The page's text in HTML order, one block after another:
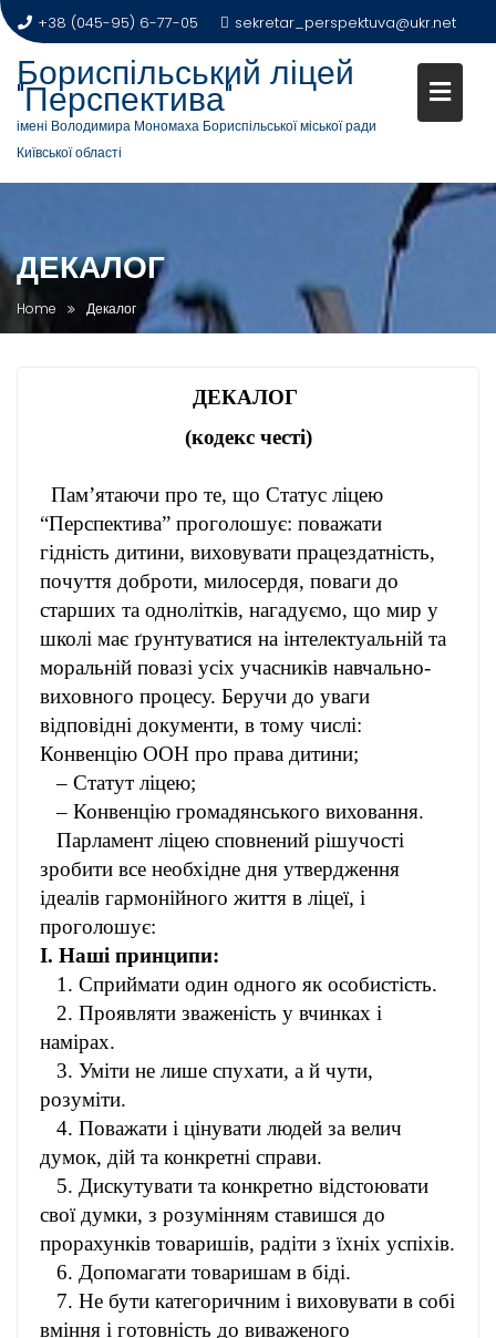
+38 (045-95) 6-77-05 sekretar_perspektuva@ukr.net
Бориспільський ліцей
"Перспектива"
імені Володимира Мономаха Бориспільської міської ради
Київської області
ДЕКАЛОГ
Home Декалог
ДЕКАЛОГ
(кодекс честі)
Пам’ятаючи про те, що Статус ліцею
“Перспектива” проголошує: поважати
гідність дитини, виховувати працездатність,
почуття доброти, милосердя, поваги до
старших та однолітків, нагадуємо, що мир у
школі має ґрунтуватися на інтелектуальній та
моральній повазі усіх учасників навчально-
виховного процесу. Беручи до уваги
відповідні документи, в тому числі:
Конвенцію ООН про права дитини;
– Статут ліцею;
– Конвенцію громадянського виховання.
Парламент ліцею сповнений рішучості
зробити все необхідне дня утвердження
ідеалів гармонійного життя в ліцеї, і
проголошує:
І. Наші принципи:
1. Сприймати один одного як особистість.
2. Проявляти зваженість у вчинках і
намірах.
3. Уміти не лише спухати, а й чути,
розуміти.
4. Поважати і цінувати людей за велич
думок, дій та конкретні справи.
5. Дискутувати та конкретно відстоювати
свої думки, з розумінням ставишся до
прорахунків товаришів, радіти з їхніх успіхів.
6. Допомагати товаришам в біді.
7. Не бути категоричним і виховувати в собі
вміння і готовність до виваженого